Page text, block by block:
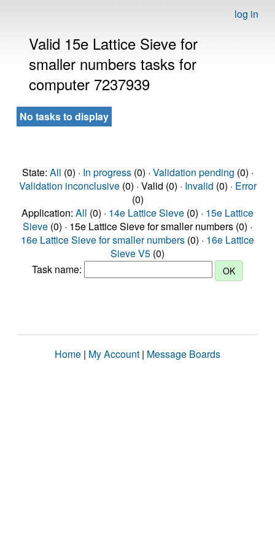
log in
Valid 15e Lattice Sieve for
smaller numbers tasks for
computer 7237939
No tasks to display
State: All (0) · In progress(0) · Validation pending (0) ·
Validation inconclusive(0) · Valid (0) · Invalid (0) · Error
(0)
Application: All (0) · 14e Lattice Sieve (0) · 15e Lattice
Sieve (0) · 15e Lattice Sieve for smaller numbers (0) ·
16e Lattice Sieve for smaller numbers (0) · 16e Lattice
Sieve V5 (0)
Task name:
Home | My Account | Message Boards